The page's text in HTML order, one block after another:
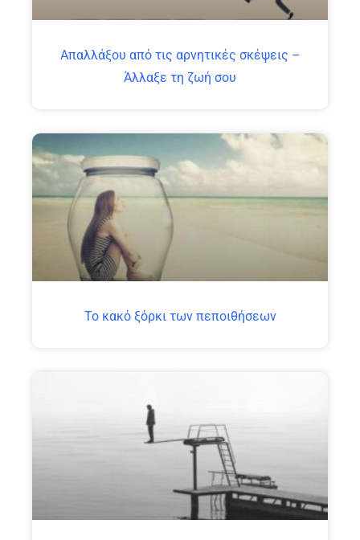
Απαλλάξου από τις αρνητικές σκέψεις –
Άλλαξε τη ζωή σου
Το κακό ξόρκι των πεποιθήσεων